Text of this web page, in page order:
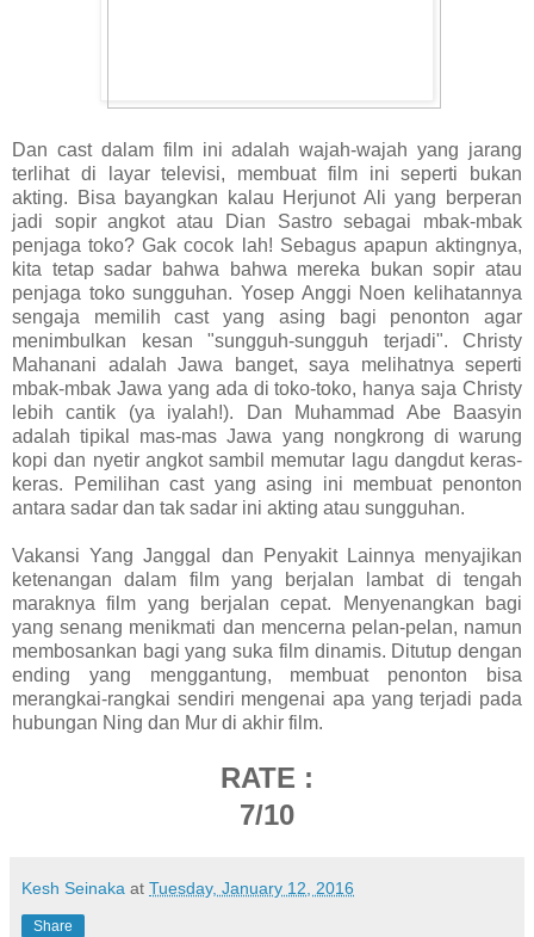
Dan cast dalam film ini adalah wajah-wajah yang jarang
terlihat di layar televisi, membuat film ini seperti bukan
akting. Bisa bayangkan kalau Herjunot Ali yang berperan
jadi sopir angkot atau Dian Sastro sebagai mbak-mbak
penjaga toko? Gak cocok lah! Sebagus apapun aktingnya,
kita tetap sadar bahwa bahwa mereka bukan sopir atau
penjaga toko sungguhan. Yosep Anggi Noen kelihatannya
sengaja memilih cast yang asing bagi penonton agar
menimbulkan kesan "sungguh-sungguh terjadi". Christy
Mahanani adalah Jawa banget, saya melihatnya seperti
mbak-mbak Jawa yang ada di toko-toko, hanya saja Christy
lebih cantik (ya iyalah!). Dan Muhammad Abe Baasyin
adalah tipikal mas-mas Jawa yang nongkrong di warung
kopi dan nyetir angkot sambil memutar lagu dangdut keras-
keras. Pemilihan cast yang asing ini membuat penonton
antara sadar dan tak sadar ini akting atau sungguhan.
Vakansi Yang Janggal dan Penyakit Lainnya menyajikan
ketenangan dalam film yang berjalan lambat di tengah
maraknya film yang berjalan cepat. Menyenangkan bagi
yang senang menikmati dan mencerna pelan-pelan, namun
membosankan bagi yang suka film dinamis. Ditutup dengan
ending yang menggantung, membuat penonton bisa
merangkai-rangkai sendiri mengenai apa yang terjadi pada
hubungan Ning dan Mur di akhir film.
RATE :
7/10
Kesh Seinaka at Tuesday, January 12, 2016
Share